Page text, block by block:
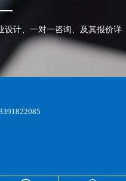
设计、一对一咨询、及其报价详